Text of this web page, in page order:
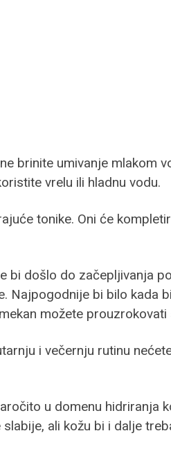
brinite umivanje mlakom
vrelu ili hladnu vodu.
tonike. Oni će
došlo do začepljivanja
Najpogodnije bi bilo kada
možete prouzrokovati
i večernju rutinu
u domenu hidriranja
ali kožu bi i dalje